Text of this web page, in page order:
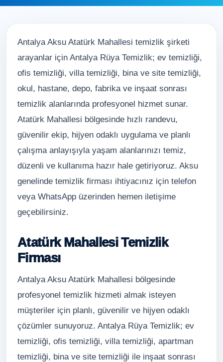
Antalya Aksu Atatürk Mahallesi temizlik şirketi
arayanlar için Antalya Rüya Temizlik; ev temizliği,
ofis temizliği, villa temizliği, bina ve site temizliği,
okul, hastane, depo, fabrika ve inşaat sonrası
temizlik alanlarında profesyonel hizmet sunar.
Atatürk Mahallesi bölgesinde hızlı randevu,
güvenilir ekip, hijyen odaklı uygulama ve planlı
çalışma anlayışıyla yaşam alanlarınızı temiz,
düzenli ve kullanıma hazır hale getiriyoruz. Aksu
genelinde temizlik firması ihtiyacınız için telefon
veya WhatsApp üzerinden hemen iletişime
geçebilirsiniz.
Atatürk Mahallesi Temizlik
Firması
Antalya Aksu Atatürk Mahallesi bölgesinde
profesyonel temizlik hizmeti almak isteyen
müşteriler için planlı, güvenilir ve hijyen odaklı
çözümler sunuyoruz. Antalya Rüya Temizlik; ev
temizliği, ofis temizliği, villa temizliği, apartman
temizliği, bina ve site temizliği ile inşaat sonrası